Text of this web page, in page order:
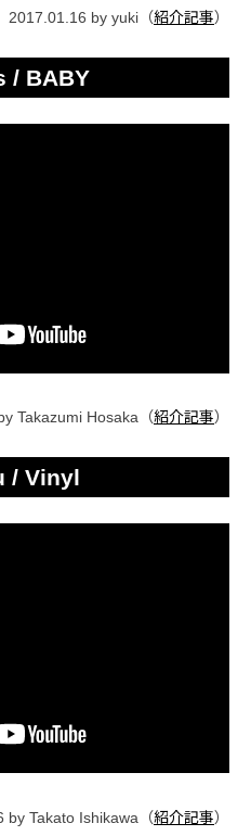
2017.01.16 by yuki（紹介記事）
/ BABY
Takazumi Hosaka（紹介記事）
/ Vinyl
by Takato Ishikawa（紹介記事）